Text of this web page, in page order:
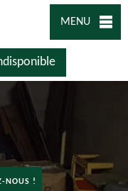
MENU
NOUS !